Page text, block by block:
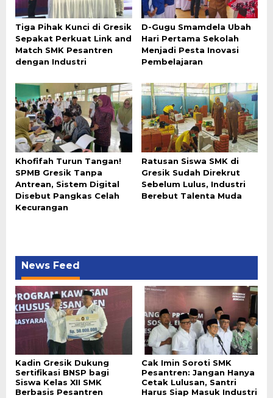
Tiga Pihak Kunci di Gresik
Sepakat Perkuat Link and
Match SMK Pesantren
dengan Industri
D-Gugu Smamdela Ubah
Hari Pertama Sekolah
Menjadi Pesta Inovasi
Pembelajaran
Khofifah Turun Tangan!
SPMB Gresik Tanpa
Antrean, Sistem Digital
Disebut Pangkas Celah
Kecurangan
Ratusan Siswa SMK di
Gresik Sudah Direkrut
Sebelum Lulus, Industri
Berebut Talenta Muda
News Feed
Kadin Gresik Dukung
Sertifikasi BNSP bagi
Siswa Kelas XII SMK
Berbasis Pesantren
Cak Imin Soroti SMK
Pesantren: Jangan Hanya
Cetak Lulusan, Santri
Harus Siap Masuk Industri